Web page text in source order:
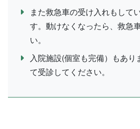
また救急車の受け入れもして
す。動けなくなったら、救急
い。
入院施設(個室も完備）もあり
て受診してください。